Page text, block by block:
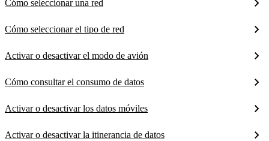
Cómo seleccionar una red
Cómo seleccionar el tipo de red
Activar o desactivar el modo de avión
Cómo consultar el consumo de datos
Activar o desactivar los datos móviles
Activar o desactivar la itinerancia de datos